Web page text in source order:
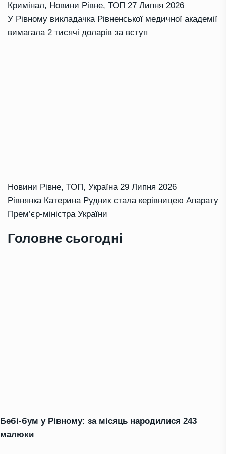
Кримінал, Новини Рівне, ТОП 27 Липня 2026
У Рівному викладачка Рівненської медичної академії
вимагала 2 тисячі доларів за вступ
Новини Рівне, ТОП, Україна 29 Липня 2026
Рівнянка Катерина Рудник стала керівницею Апарату
Прем’єр-міністра України
Головне сьогодні
Бебі-бум у Рівному: за місяць народилися 243
малюки